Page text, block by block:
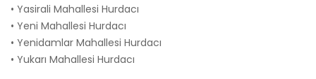
• Yasirali Mahallesi Hurdacı
• Yeni Mahallesi Hurdacı
• Yenidamlar Mahallesi Hurdacı
• Yukarı Mahallesi Hurdacı